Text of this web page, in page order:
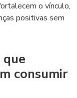
o vínculo,
positivas sem
consumir